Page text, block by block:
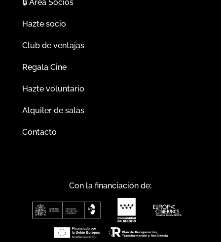
🔒Área Socios
Hazte socio
Club de ventajas
Regala Cine
Hazte voluntario
Alquiler de salas
Contacto
Con la financiación de: